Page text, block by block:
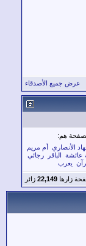
عرض جميع الأصدقاء
الأنصاري أم مريم
عائشة الباقر
رجائي
يعرب
زارها 22,149 زائر